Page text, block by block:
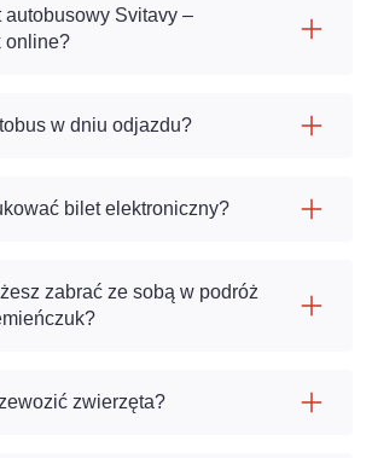
autobusowy Svitavy –
online?
w dniu odjazdu?
bilet elektroniczny?
zabrać ze sobą w podróż
zwierzęta?